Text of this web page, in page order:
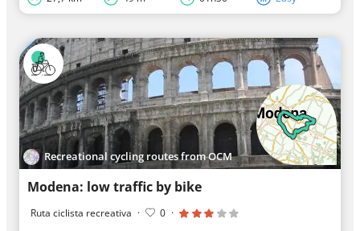
Recreational cycling routes from OCM
Modena: low traffic by bike
Ruta ciclista recreativa · 0 ·